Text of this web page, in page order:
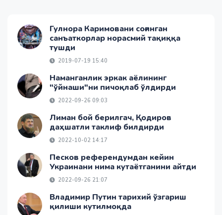
Гулнора Каримовани соғинган
санъаткорлар норасмий тақиққа
тушди
2019-07-19 15:40
Наманганлик эркак аёлининг
"ўйнаши"ни пичоқлаб ўлдирди
2022-09-26 09:03
Лиман бой берилгач, Қодиров
даҳшатли таклиф билдирди
2022-10-02 14:17
Песков референдумдан кейин
Украинани нима кутаётганини айтди
2022-09-26 21:07
Владимир Путин тарихий ўзгариш
қилиши кутилмоқда